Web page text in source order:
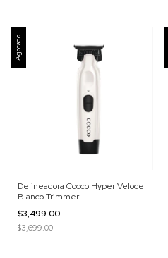
Agotado
Delineadora Cocco Hyper Veloce
Blanco Trimmer
$3,499.00
$3,699.00